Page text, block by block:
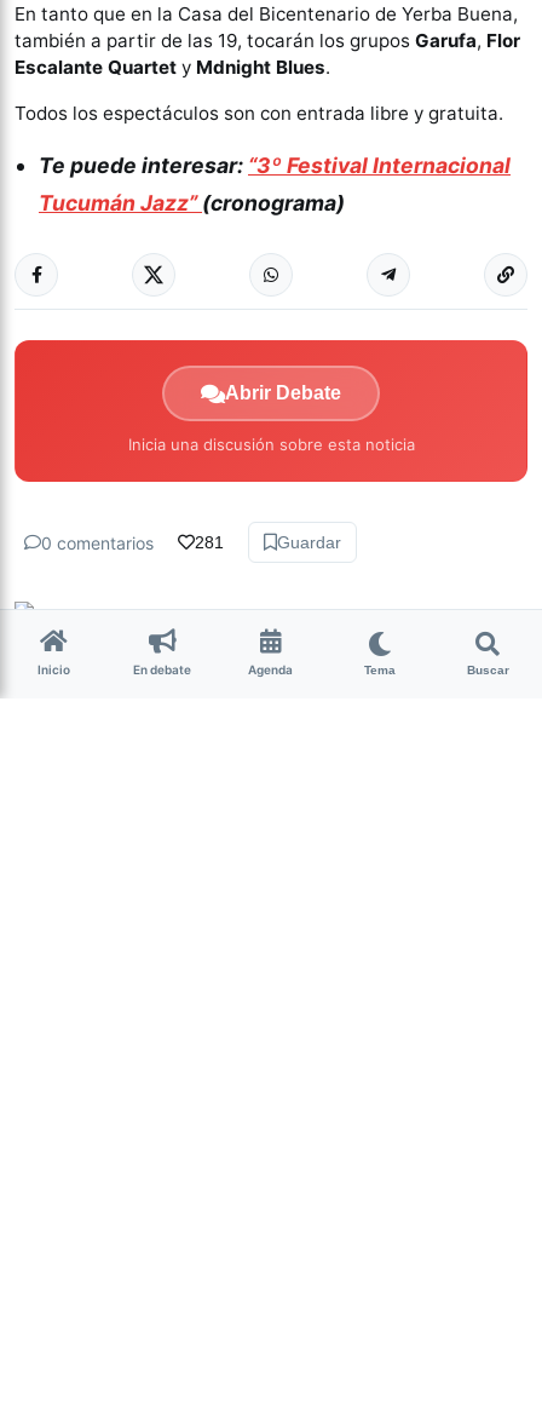
En tanto que en la Casa del Bicentenario de Yerba Buena,
también a partir de las 19, tocarán los grupos Garufa, Flor
Escalante Quartet y Mdnight Blues.
Todos los espectáculos son con entrada libre y gratuita.
Te puede interesar: “3º Festival Internacional
Tucumán Jazz”(cronograma)
Abrir Debate
Inicia una discusión sobre esta noticia
0 comentarios 281 Guardar
hace 7 años • 6 min de lectura
Inicio En debate Agenda Tema Buscar